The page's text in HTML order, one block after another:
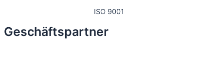
ISO 9001
Geschäftspartner